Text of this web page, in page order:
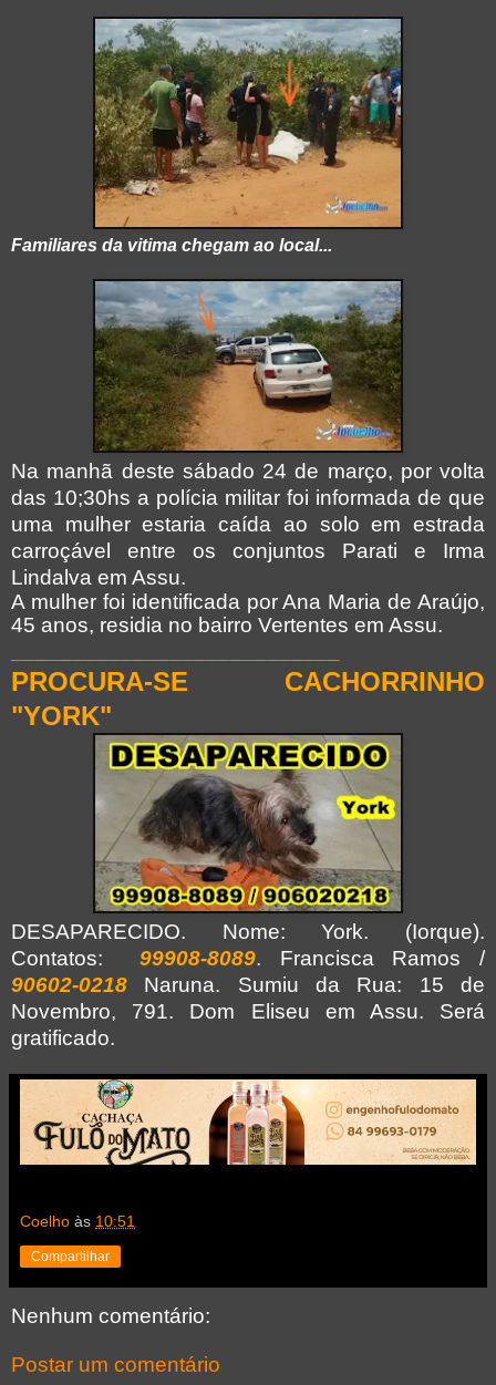
Familiares da vitima chegam ao local...
Na manhã deste sábado 24 de março, por volta
das 10;30hs a polícia militar foi informada de que
uma mulher estaria caída ao solo em estrada
carroçável entre os conjuntos Parati e Irma
Lindalva em Assu.
A mulher foi identificada por Ana Maria de Araújo,
45 anos, residia no bairro Vertentes em Assu.
PROCURA-SE CACHORRINHO
"YORK"
DESAPARECIDO. Nome: York. (Iorque).
Contatos:99908-8089. Francisca Ramos /
90602-0218 Naruna. Sumiu da Rua: 15 de
Novembro, 791. Dom Eliseu em Assu. Será
gratificado.
Coelho às 10:51
Compartilhar
Nenhum comentário:
Postar um comentário